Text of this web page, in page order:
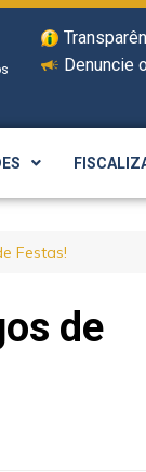
Denuncie
Festas!
de